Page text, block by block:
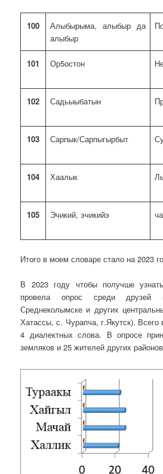
100
Алыбырыма, алыбыр да
алыбыр
101 Ор5остон
102 Садьыыбатын
103 Сарпык/Сарпыгырбыт
104 Хаалык
105 Эчикий, эчикийэ
Итого в моем словаре стало на 2023
В 2023 году чтобы получше
провела опрос среди друзей
Среднеколымске и других
Хатассы, с. Чурапча, г.Якутск).
4 диалектных слова. В опросе
земляков и 25 жителей других